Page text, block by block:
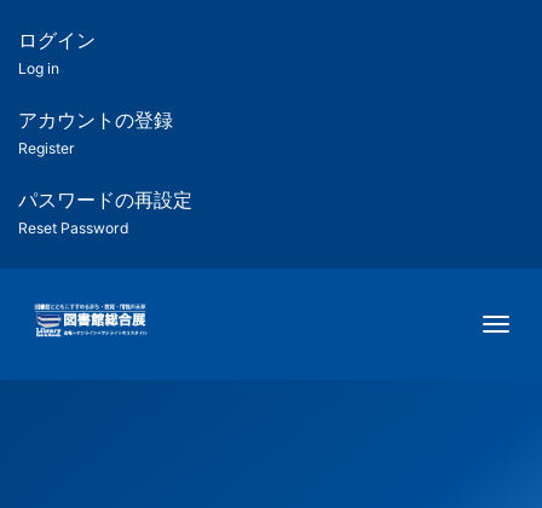
ツ
匿
名
ユ
ー
ー
用
メ
ログイン
Log in
アカウントの登録
Register
パスワードの再設定
Reset Password